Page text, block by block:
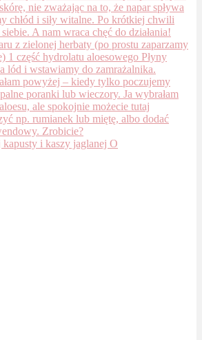
kapusty i kaszy jaglanej O